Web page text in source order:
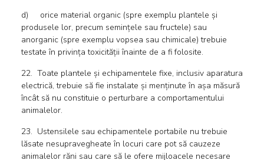
d) orice material organic (spre exemplu plantele și
produsele lor, precum semințele sau fructele) sau
anorganic (spre exemplu vopsea sau chimicale) trebuie
testate în privința toxicității înainte de a fi folosite.
22. Toate plantele și echipamentele fixe, inclusiv aparatura
electrică, trebuie să fie instalate și menținute în așa măsură
încât să nu constituie o perturbare a comportamentului
animalelor.
23. Ustensilele sau echipamentele portabile nu trebuie
lăsate nesupravegheate în locuri care pot să cauzeze
animalelor răni sau care să le ofere mijloacele necesare